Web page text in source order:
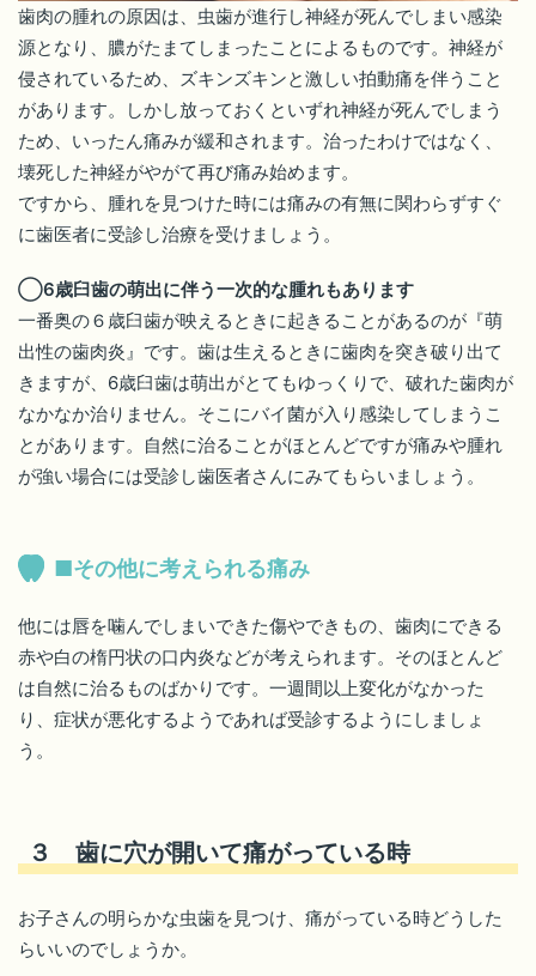
歯肉の腫れの原因は、虫歯が進行し神経が死んでしまい感染
源となり、膿がたまてしまったことによるものです。神経が
侵されているため、ズキンズキンと激しい拍動痛を伴うこと
があります。しかし放っておくといずれ神経が死んでしまう
ため、いったん痛みが緩和されます。治ったわけではなく、
壊死した神経がやがて再び痛み始めます。
ですから、腫れを見つけた時には痛みの有無に関わらずすぐ
に歯医者に受診し治療を受けましょう。
◯6歳臼歯の萌出に伴う一次的な腫れもあります
一番奥の６歳臼歯が映えるときに起きることがあるのが『萌
出性の歯肉炎』です。歯は生えるときに歯肉を突き破り出て
きますが、6歳臼歯は萌出がとてもゆっくりで、破れた歯肉が
なかなか治りません。そこにバイ菌が入り感染してしまうこ
とがあります。自然に治ることがほとんどですが痛みや腫れ
が強い場合には受診し歯医者さんにみてもらいましょう。
■その他に考えられる痛み
他には唇を噛んでしまいできた傷やできもの、歯肉にできる
赤や白の楕円状の口内炎などが考えられます。そのほとんど
は自然に治るものばかりです。一週間以上変化がなかった
り、症状が悪化するようであれば受診するようにしましょ
う。
３ 歯に穴が開いて痛がっている時
お子さんの明らかな虫歯を見つけ、痛がっている時どうした
らいいのでしょうか。